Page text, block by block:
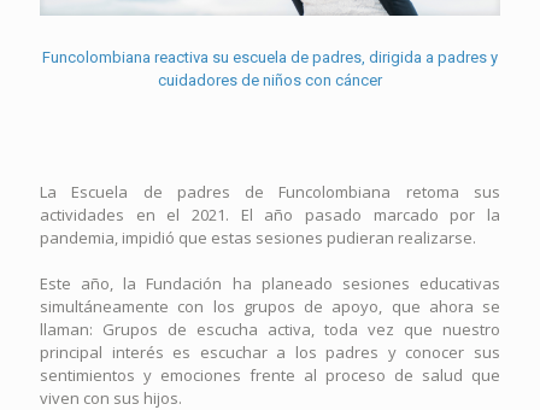
Funcolombiana reactiva su escuela de padres, dirigida a padres y
cuidadores de niños con cáncer
La Escuela de padres de Funcolombiana retoma sus
actividades en el 2021. El año pasado marcado por la
pandemia, impidió que estas sesiones pudieran realizarse.
Este año, la Fundación ha planeado sesiones educativas
simultáneamente con los grupos de apoyo, que ahora se
llaman: Grupos de escucha activa, toda vez que nuestro
principal interés es escuchar a los padres y conocer sus
sentimientos y emociones frente al proceso de salud que
viven con sus hijos.